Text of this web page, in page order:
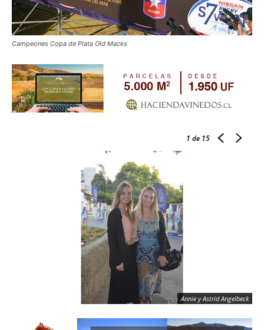
Campeones Copa de Plata Old Macks
1 de 15
Annie y Astrid Angelbeck